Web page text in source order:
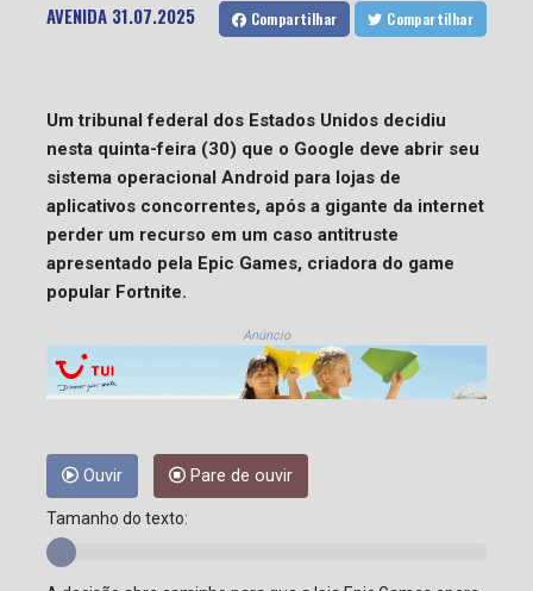
AVENIDA 31.07.2025 Compartilhar Compartilhar
Um tribunal federal dos Estados Unidos decidiu
nesta quinta-feira (30) que o Google deve abrir seu
sistema operacional Android para lojas de
aplicativos concorrentes, após a gigante da internet
perder um recurso em um caso antitruste
apresentado pela Epic Games, criadora do game
popular Fortnite.
Anúncio
Ouvir Pare de ouvir
Tamanho do texto: